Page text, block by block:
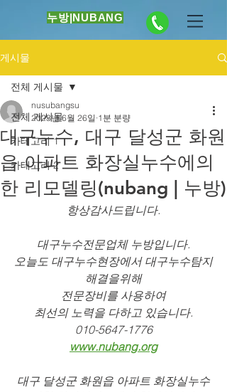
누방|NUBANG
게시물
전체 게시물
카테고리 1
카테고리 2
전체 게시물
대구누수, 대구 달성군 화원
읍 아파트 화장실누수에의
한 리모델링(nubang | 누방)
nusubangsu
2023년 6월 26일 1분 분량
항상감사드립니다.
대구누수전문업체 누방입니다.
오늘도 대구누수현장에서 대구누수탐지
해결을위해
전문장비를 사용하여
최선의 노력을 다하고 있습니다.
010-5647-1776
www.nubang.org
대구 달성군 화원읍 아파트 화장실누수